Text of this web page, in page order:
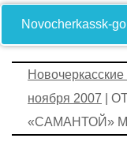
Novocherkassk-
ноября 2007 |
«САМАНТОЙ»